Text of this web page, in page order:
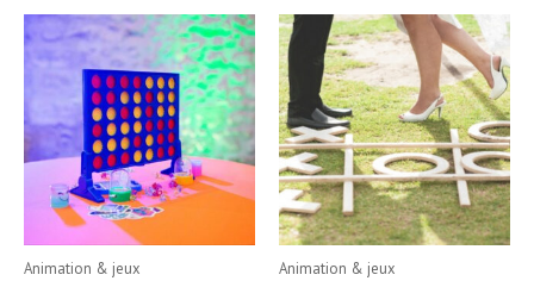
Animation & jeux Animation & jeux